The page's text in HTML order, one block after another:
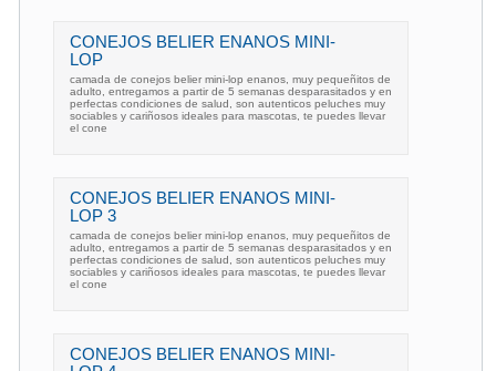
CONEJOS BELIER ENANOS MINI-
LOP
camada de conejos belier mini-lop enanos, muy pequeñitos de
adulto, entregamos a partir de 5 semanas desparasitados y en
perfectas condiciones de salud, son autenticos peluches muy
sociables y cariñosos ideales para mascotas, te puedes llevar
el cone
CONEJOS BELIER ENANOS MINI-
LOP 3
camada de conejos belier mini-lop enanos, muy pequeñitos de
adulto, entregamos a partir de 5 semanas desparasitados y en
perfectas condiciones de salud, son autenticos peluches muy
sociables y cariñosos ideales para mascotas, te puedes llevar
el cone
CONEJOS BELIER ENANOS MINI-